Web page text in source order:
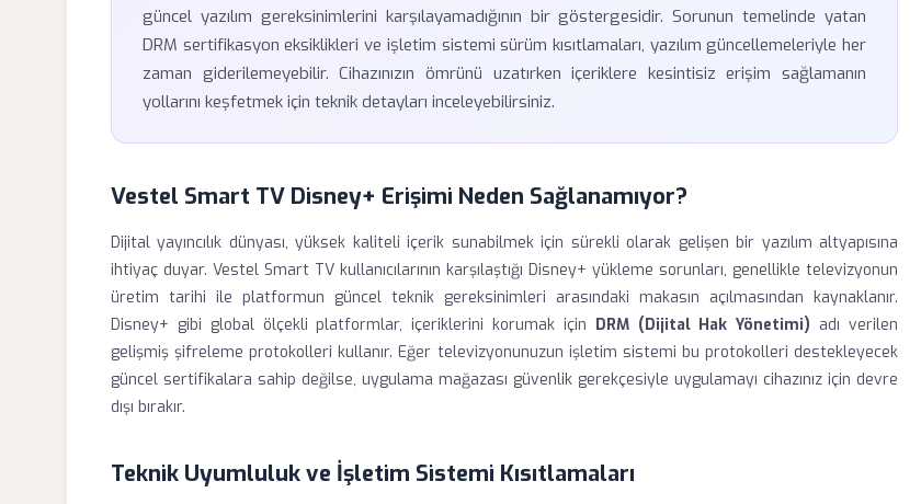
güncel yazılım gereksinimlerini karşılayamadığının bir göstergesidir. Sorunun temelinde yatan
DRM sertifikasyon eksiklikleri ve işletim sistemi sürüm kısıtlamaları, yazılım güncellemeleriyle her
zaman giderilemeyebilir. Cihazınızın ömrünü uzatırken içeriklere kesintisiz erişim sağlamanın
yollarını keşfetmek için teknik detayları inceleyebilirsiniz.
Vestel Smart TV Disney+ Erişimi Neden Sağlanamıyor?
Dijital yayıncılık dünyası, yüksek kaliteli içerik sunabilmek için sürekli olarak gelişen bir yazılım altyapısına
ihtiyaç duyar. Vestel Smart TV kullanıcılarının karşılaştığı Disney+ yükleme sorunları, genellikle televizyonun
üretim tarihi ile platformun güncel teknik gereksinimleri arasındaki makasın açılmasından kaynaklanır.
Disney+ gibi global ölçekli platformlar, içeriklerini korumak için DRM (Dijital Hak Yönetimi) adı verilen
gelişmiş şifreleme protokolleri kullanır. Eğer televizyonunuzun işletim sistemi bu protokolleri destekleyecek
güncel sertifikalara sahip değilse, uygulama mağazası güvenlik gerekçesiyle uygulamayı cihazınız için devre
dışı bırakır.
Teknik Uyumluluk ve İşletim Sistemi Kısıtlamaları